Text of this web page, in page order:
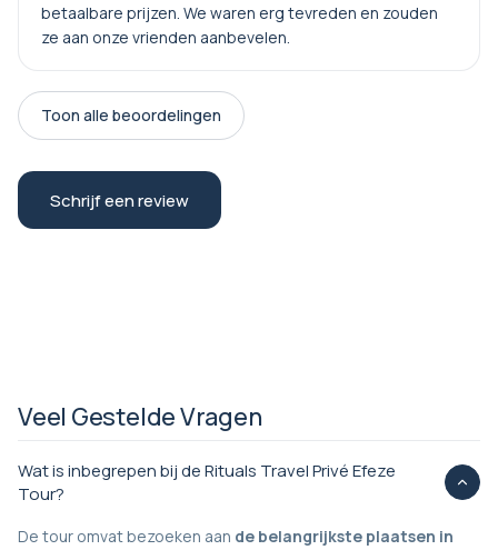
betaalbare prijzen. We waren erg tevreden en zouden
ze aan onze vrienden aanbevelen.
Toon alle beoordelingen
Schrijf een review
Veel Gestelde Vragen
Wat is inbegrepen bij de Rituals Travel Privé Efeze
Tour?
De tour omvat bezoeken aan de belangrijkste plaatsen in